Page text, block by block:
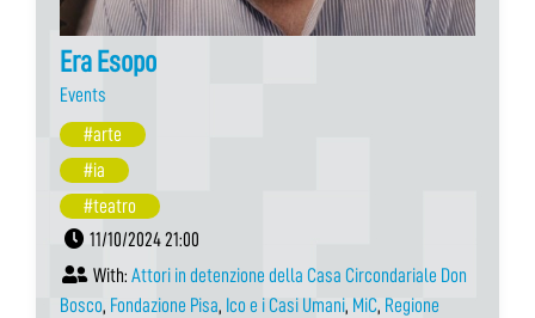
Era Esopo
Events
#arte
#ia
#teatro
11/10/2024 21:00
With: Attori in detenzione della Casa Circondariale Don
Bosco, Fondazione Pisa, Ico e i Casi Umani, MiC, Regione